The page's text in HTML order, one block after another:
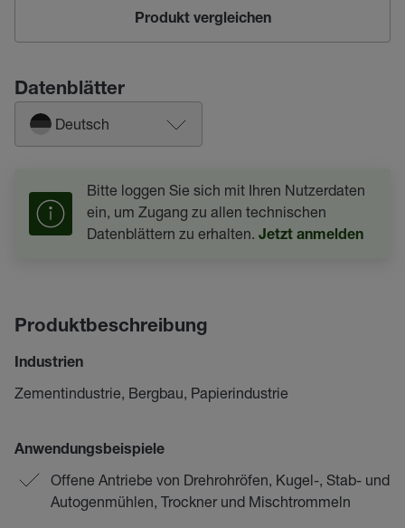
Produkt vergleichen
Datenblätter
Deutsch
Bitte loggen Sie sich mit Ihren Nutzerdaten
ein, um Zugang zu allen technischen
Datenblättern zu erhalten. Jetzt anmelden
Produktbeschreibung
Industrien
Zementindustrie, Bergbau, Papierindustrie
Anwendungsbeispiele
Offene Antriebe von Drehrohröfen, Kugel-, Stab- und
Autogenmühlen, Trockner und Mischtrommeln